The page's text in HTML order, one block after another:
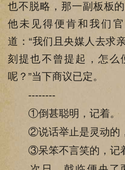
也不脱略，那一副板板
他未见得便肯和我们
道：“我们且央媒人去求
刻提也不曾提起，怎么
呢？”当下商议已定。
--------
①倒甚聪明，记着。
②说话举止是灵动的，
③呆笨不言笑的，记